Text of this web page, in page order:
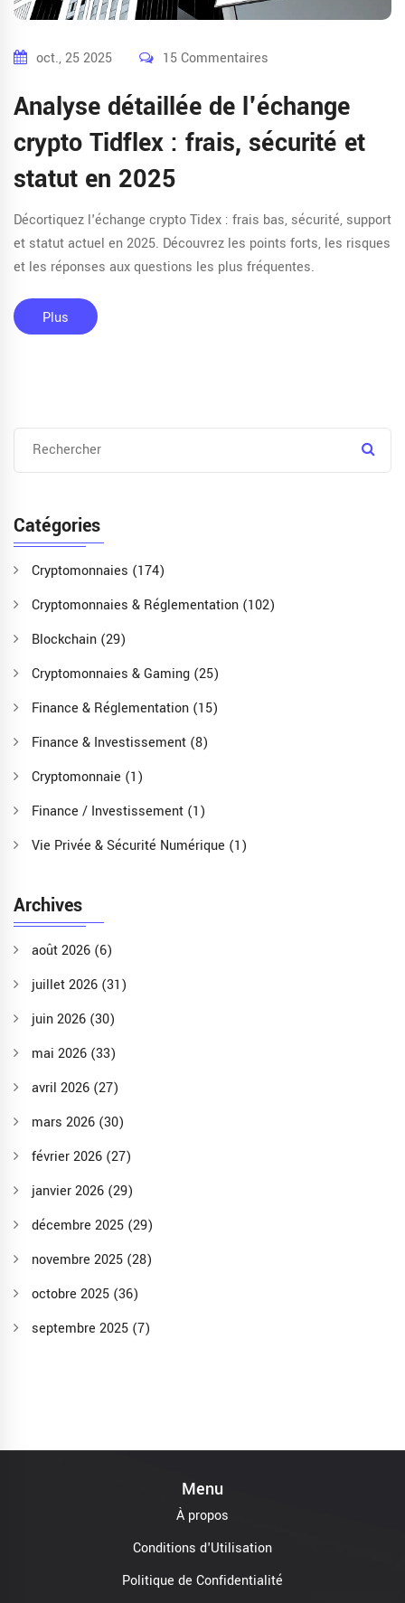
oct., 25 2025 15 Commentaires
Analyse détaillée de l'échange
crypto Tidflex : frais, sécurité et
statut en 2025
Décortiquez l'échange crypto Tidex : frais bas, sécurité, support
et statut actuel en 2025. Découvrez les points forts, les risques
et les réponses aux questions les plus fréquentes.
Plus
Catégories
Cryptomonnaies (174)
Cryptomonnaies & Réglementation (102)
Blockchain (29)
Cryptomonnaies & Gaming (25)
Finance & Réglementation (15)
Finance & Investissement (8)
Cryptomonnaie (1)
Finance / Investissement (1)
Vie Privée & Sécurité Numérique (1)
Archives
août 2026 (6)
juillet 2026 (31)
juin 2026 (30)
mai 2026 (33)
avril 2026 (27)
mars 2026 (30)
février 2026 (27)
janvier 2026 (29)
décembre 2025 (29)
novembre 2025 (28)
octobre 2025 (36)
septembre 2025 (7)
Menu
À propos
Conditions d'Utilisation
Politique de Confidentialité